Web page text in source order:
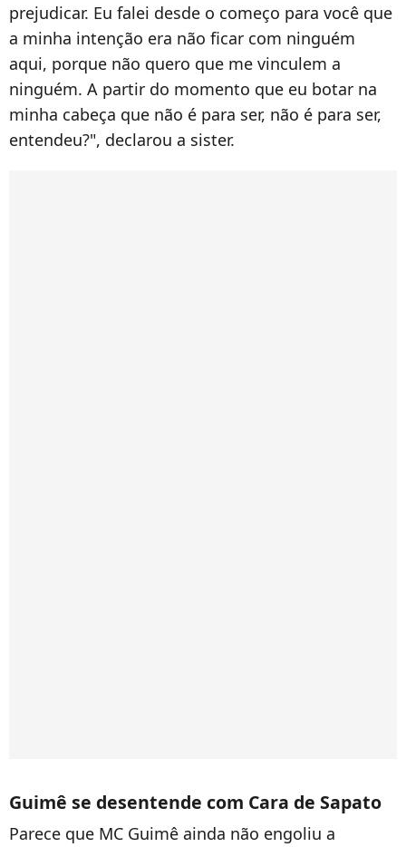
prejudicar. Eu falei desde o começo para você que
a minha intenção era não ficar com ninguém
aqui, porque não quero que me vinculem a
ninguém. A partir do momento que eu botar na
minha cabeça que não é para ser, não é para ser,
entendeu?", declarou a sister.
Guimê se desentende com Cara de Sapato
Parece que MC Guimê ainda não engoliu a